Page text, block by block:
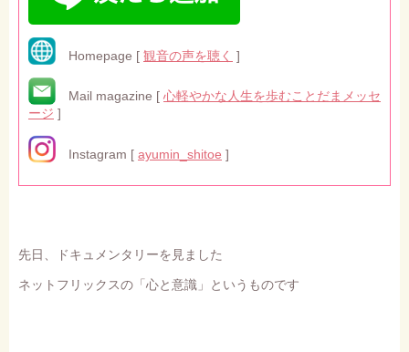
Homepage [ 観音の声を聴く ]
Mail magazine [ 心軽やかな人生を歩むことだまメッセ
ージ ]
Instagram [ ayumin_shitoe ]
先日、ドキュメンタリーを見ました
ネットフリックスの「心と意識」というものです